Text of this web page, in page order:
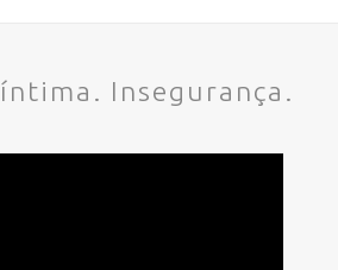
Insegurança.